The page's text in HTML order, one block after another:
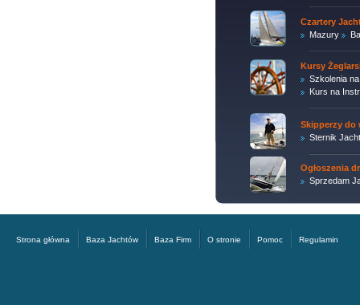
Czartery
Mazury
Kursy
Szkolenia
Kurs na
Skipperzy do
Sternik
Ogłoszenia
Sprzedam
Strona główna Baza Jachtów Baza Firm O stronie Pomoc Regulamin